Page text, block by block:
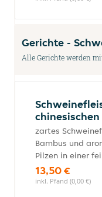
Gerichte -
Alle Gerichte werden
chinesischen
zartes
Bambus und
Pilzen in einer
13,50 €
inkl. Pfand (0,00 €)